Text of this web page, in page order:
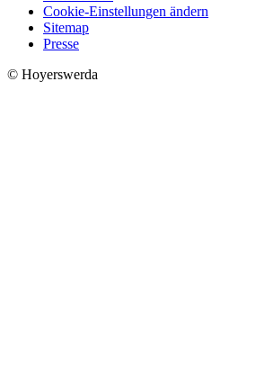
Cookie-Einstellungen ändern
Sitemap
Presse
© Hoyerswerda